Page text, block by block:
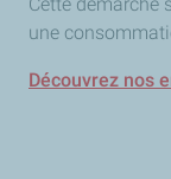
une
Découvrez nos